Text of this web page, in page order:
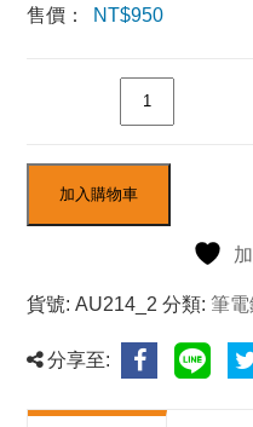
售價： NT$950
加入購物車
貨號:AU214_2 分類:筆電
分享至: